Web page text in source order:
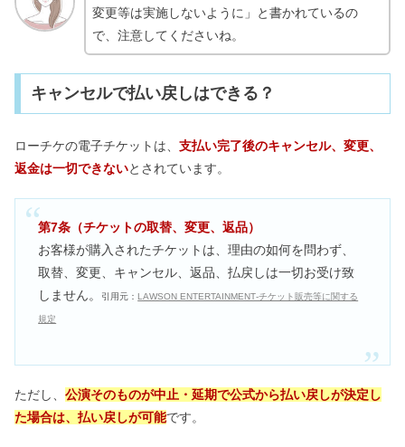
変更等は実施しないように」と書かれているの
で、注意してくださいね。
キャンセルで払い戻しはできる？
ローチケの電子チケットは、 支払い完了後のキャンセル、変更、
返金は一切できないとされています。
第7条（チケットの取替、変更、返品）
お客様が購入されたチケットは、理由の如何を問わず、
取替、変更、キャンセル、返品、払戻しは一切お受け致
しません。
引用元： LAWSON ENTERTAINMENT‐チケット販売等に関する
規定
ただし、 公演そのものが中止・延期で公式から払い戻しが決定し
た場合は、払い戻しが可能です。